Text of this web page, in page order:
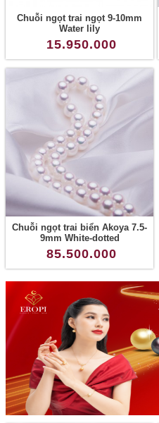
Chuỗi ngọt trai ngọt 9-10mm
Water lily
15.950.000
Chuỗi ngọt trai biển Akoya 7.5-
9mm White-dotted
85.500.000